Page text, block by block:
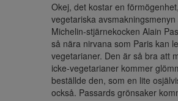
Okej, det kostar en
vegetariska
Michelin-stjärnekocken Alain
så nära nirvana som Paris kan
vegetarianer. Den är så bra att
icke-vegetarianer kommer
beställde den, som en lite
också. Passards grönsaker